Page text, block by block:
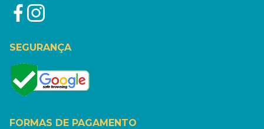
SEGURANÇA
FORMAS DE PAGAMENTO